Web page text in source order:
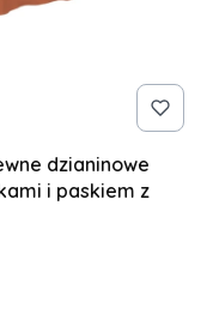
dzianinowe
i paskiem z